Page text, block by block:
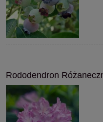
Rododendron